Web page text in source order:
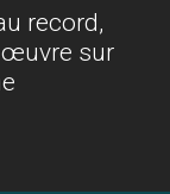
record,
sur